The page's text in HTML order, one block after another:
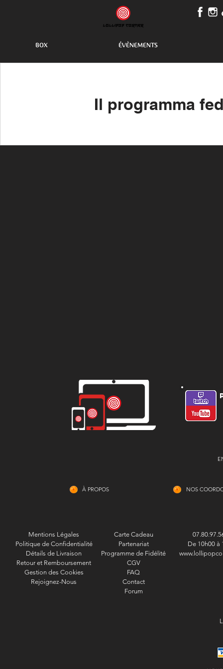
BOX ÉVÈNEMENTS
Il programma
À PROPOS NOS
Mentions Légales
Politique de Confidentialité
Détails de Livraison
Retour et Remboursement
Gestion des Cookies
Rejoignez-Nous
Carte Cadeau
Partenariat
Programme de Fidélité
CGV
FAQ
Contact
Forum
De 10h00 à